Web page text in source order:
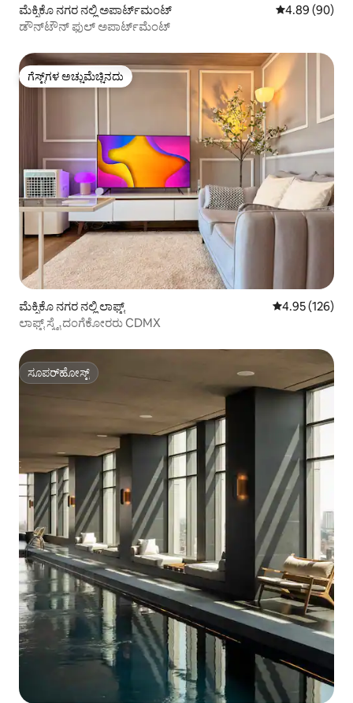
ಮೆಕ್ಸಿಕೊ ನಗರ ನಲ್ಲಿ ಅಪಾರ್ಟ್‌ಮಂಟ್ 5 ರಲ್ಲಿ 4.89
4.89 (90)
ಡೌನ್‌ಟೌನ್ ಫುಲ್ ಅಪಾರ್ಟ್‌ಮೆಂಟ್
ಗೆಸ್ಟ್‌ಗಳ ಅಚ್ಚುಮೆಚ್ಚಿನದು
ಗೆಸ್ಟ್‌ಗಳ ಅಚ್ಚುಮೆಚ್ಚಿನದು
ಮೆಕ್ಸಿಕೊ ನಗರ ನಲ್ಲಿ ಲಾಫ್ಟ್ 5 ರಲ್ಲಿ 4.95
4.95 (126)
ಲಾಫ್ಟ್ ಸ್ಕೈ ದಂಗೆಕೋರರು CDMX
ಸೂಪರ್‌ಹೋಸ್ಟ್
ಸೂಪರ್‌ಹೋಸ್ಟ್